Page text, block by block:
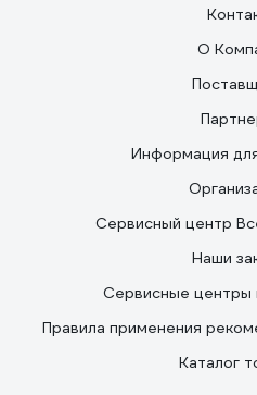
О
Информация
Сервисный центр
Наши
Сервисные центры
Правила применения
Каталог